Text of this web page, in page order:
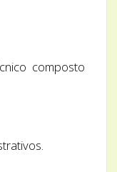
composto